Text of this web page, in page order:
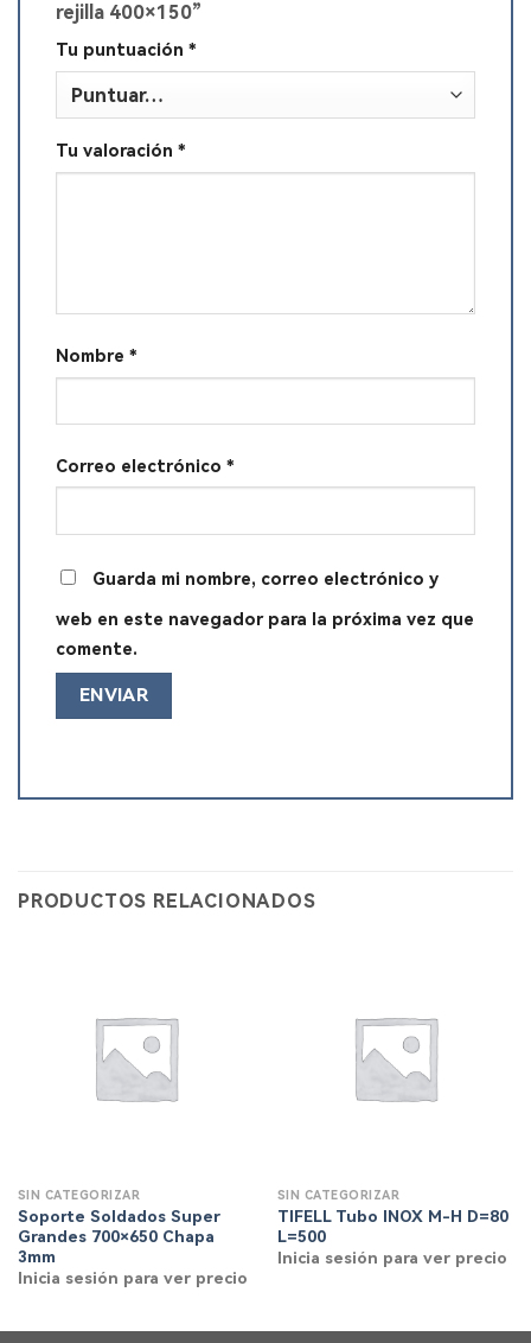
rejilla 400×150”
Tu puntuación *
Tu valoración *
Nombre *
Correo electrónico *
Guarda mi nombre, correo electrónico y
web en este navegador para la próxima vez que
comente.
PRODUCTOS RELACIONADOS
SIN CATEGORIZAR
Soporte Soldados Super
Grandes 700×650 Chapa
3mm
Inicia sesión para ver precio
SIN CATEGORIZAR
TIFELL Tubo INOX M-H D=80
L=500
Inicia sesión para ver precio